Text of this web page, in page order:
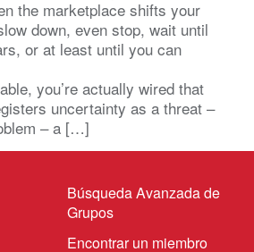
the marketplace shifts your
down, even stop, wait until
or at least until you can
you’re actually wired that
uncertainty as a threat –
– a […]
Búsqueda Avanzada de
Grupos
Encontrar un miembro